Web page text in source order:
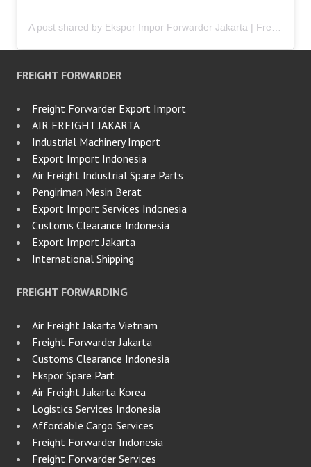
FREIGHT FORWARDER
Freight Forwarder Export Import
AIR FREIGHT JAKARTA
Industrial Machinery Import
Export Import Indonesia
Air Freight Industrial Spare Parts
Pengiriman Mesin Berat
Export Import Services Indonesia
Customs Clearance Indonesia
Export Import Jakarta
International Shipping
FREIGHT FORWARDING
Air Freight Jakarta Vietnam
Freight Forwarder Jakarta
Customs Clearance Indonesia
Ekspor Spare Part
Air Freight Jakarta Korea
Logistics Services Indonesia
Affordable Cargo Services
Freight Forwarder Indonesia
Freight Forwarder Services